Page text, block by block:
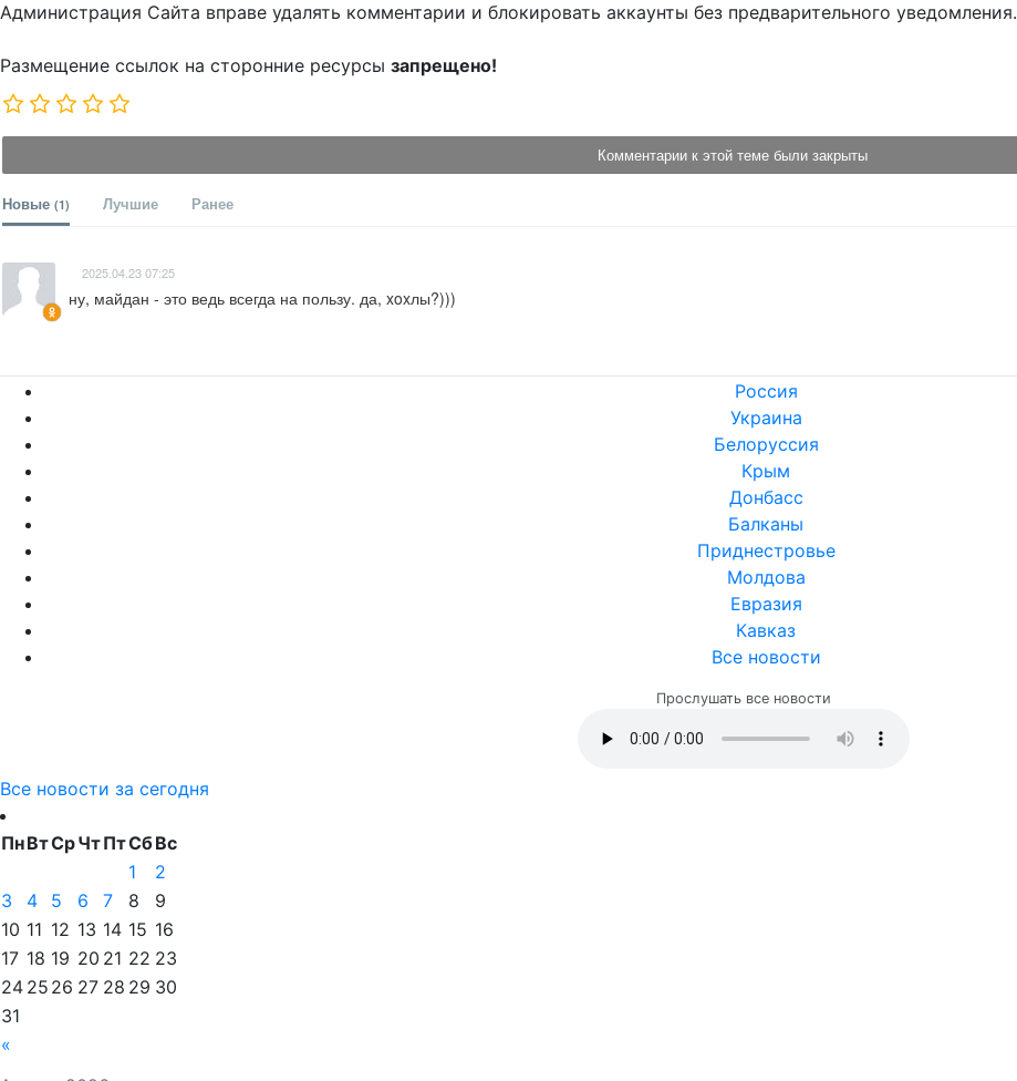
Администрация Сайта вправе удалять комментарии и блокировать аккаунты без предварительного уведомления.
Размещение ссылок на сторонние ресурсы запрещено!
Комментарии к этой теме были закрыты
Новые (1) Лучшие Ранее
2025.04.23 07:25
ну, майдан - это ведь всегда на пользу. да, xoxлы?)))
Россия
Украина
Белоруссия
Крым
Донбасс
Балканы
Приднестровье
Молдова
Евразия
Кавказ
Все новости
Прослушать все новости
Все новости за сегодня
ПнВтСрЧтПтСбВс
«
1
2
3
4 5 6 7 8
9
10 11 12 13 14 15 16
17 18 19 20 21 22 23
24 25 26 27 28 29 30
31